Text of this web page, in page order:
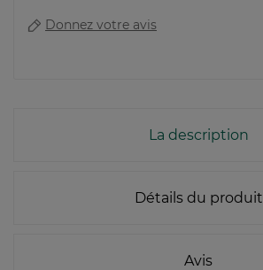
Donnez votre avis
La description
Détails du produit
Avis